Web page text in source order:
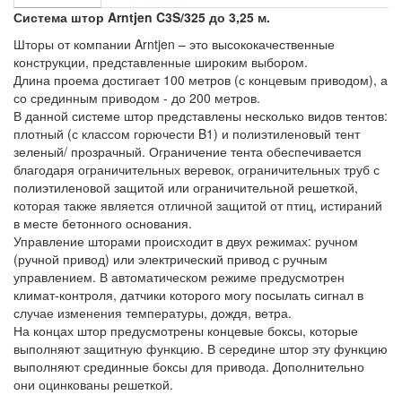
Система штор Arntjen C3S/325 до 3,25 м.
Шторы от компании Arntjen – это высококачественные
конструкции, представленные широким выбором.
Длина проема достигает 100 метров (с концевым приводом), а
со срединным приводом - до 200 метров.
В данной системе штор представлены несколько видов тентов:
плотный (с классом горючести B1) и полиэтиленовый тент
зеленый/ прозрачный. Ограничение тента обеспечивается
благодаря ограничительных веревок, ограничительных труб с
полиэтиленовой защитой или ограничительной решеткой,
которая также является отличной защитой от птиц, истираний
в месте бетонного основания.
Управление шторами происходит в двух режимах: ручном
(ручной привод) или электрический привод с ручным
управлением. В автоматическом режиме предусмотрен
климат-контроля, датчики которого могу посылать сигнал в
случае изменения температуры, дождя, ветра.
На концах штор предусмотрены концевые боксы, которые
выполняют защитную функцию. В середине штор эту функцию
выполняют срединные боксы для привода. Дополнительно
они оцинкованы решеткой.